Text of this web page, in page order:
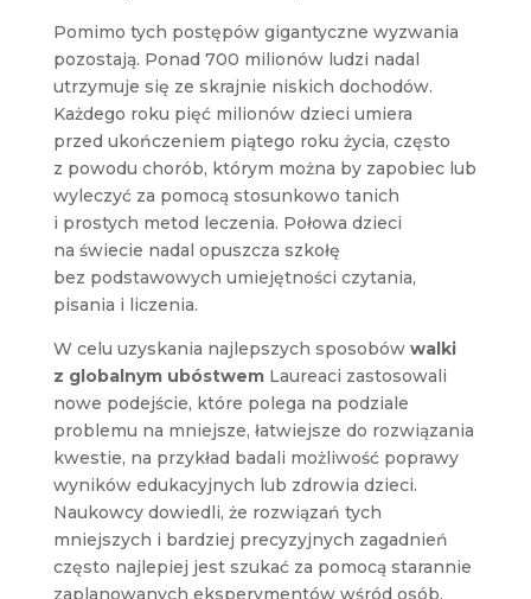
Pomimo tych postępów gigantyczne wyzwania
pozostają. Ponad 700 milionów ludzi nadal
utrzymuje się ze skrajnie niskich dochodów.
Każdego roku pięć milionów dzieci umiera
przed ukończeniem piątego roku życia, często
z powodu chorób, którym można by zapobiec lub
wyleczyć za pomocą stosunkowo tanich
i prostych metod leczenia. Połowa dzieci
na świecie nadal opuszcza szkołę
bez podstawowych umiejętności czytania,
pisania i liczenia.
W celu uzyskania najlepszych sposobów walki
z globalnym ubóstwemLaureaci zastosowali
nowe podejście, które polega na podziale
problemu na mniejsze, łatwiejsze do rozwiązania
kwestie, na przykład badali możliwość poprawy
wyników edukacyjnych lub zdrowia dzieci.
Naukowcy dowiedli, że rozwiązań tych
mniejszych i bardziej precyzyjnych zagadnień
często najlepiej jest szukać za pomocą starannie
zaplanowanych eksperymentów wśród osób,